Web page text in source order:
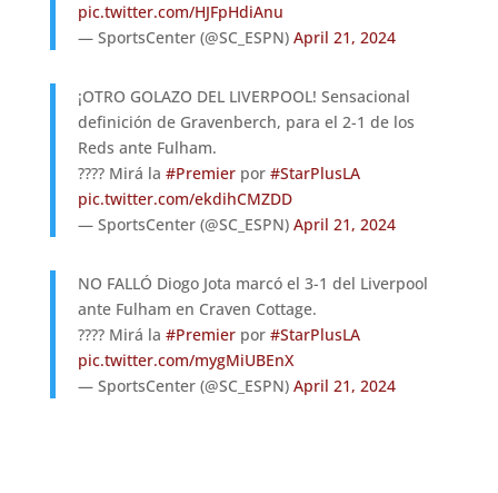
pic.twitter.com/HJFpHdiAnu
— SportsCenter (@SC_ESPN) April 21, 2024
¡OTRO GOLAZO DEL LIVERPOOL! Sensacional
definición de Gravenberch, para el 2-1 de los
Reds ante Fulham.
???? Mirá la #Premierpor #StarPlusLA
pic.twitter.com/ekdihCMZDD
— SportsCenter (@SC_ESPN) April 21, 2024
NO FALLÓ Diogo Jota marcó el 3-1 del Liverpool
ante Fulham en Craven Cottage.
???? Mirá la #Premierpor #StarPlusLA
pic.twitter.com/mygMiUBEnX
— SportsCenter (@SC_ESPN) April 21, 2024